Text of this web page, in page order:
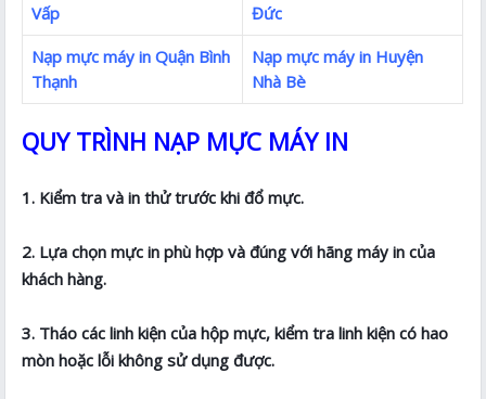
Vấp
Đức
Nạp mực máy in Quận Bình
Thạnh
Nạp mực máy in Huyện
Nhà Bè
QUY TRÌNH NẠP MỰC MÁY IN
1. Kiểm tra và in thử trước khi đổ mực.
2. Lựa chọn mực in phù hợp và đúng với hãng máy in của
khách hàng.
3. Tháo các linh kiện của hộp mực, kiểm tra linh kiện có hao
mòn hoặc lỗi không sử dụng được.